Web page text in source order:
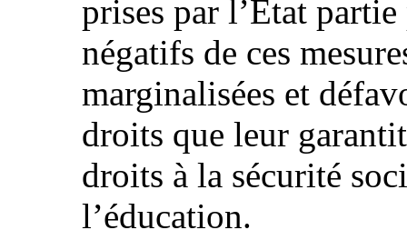
prises par l’État
négatifs de ces
marginalisées et
droits que leur
droits à la sécurité
l’éducation.